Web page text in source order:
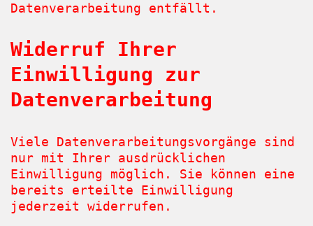
Datenverarbeitung entfällt.
Widerruf Ihrer
Einwilligung zur
Datenverarbeitung
Viele Datenverarbeitungsvorgänge sind
nur mit Ihrer ausdrücklichen
Einwilligung möglich. Sie können eine
bereits erteilte Einwilligung
jederzeit widerrufen.